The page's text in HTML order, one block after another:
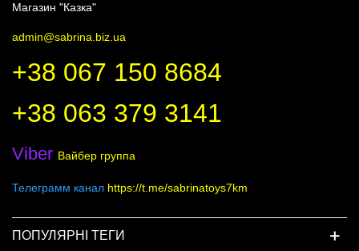
Магазин "Казка"
admin@sabrina.biz.ua
+38 067 150 8684
+38 063 379 3141
Viber Вайбер группа
Телеграмм канал https://t.me/sabrinatoys7km
ПОПУЛЯРНІ ТЕГИ